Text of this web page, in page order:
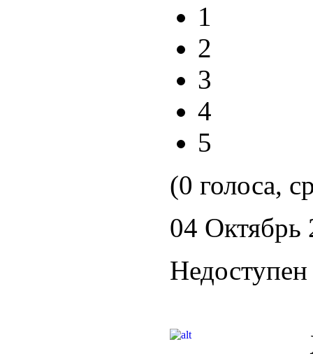
1
2
3
4
5
(0 голоса,
04 Октябрь